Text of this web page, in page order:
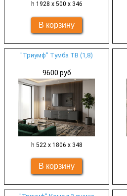
h 1928 х 500 х 346
"Триумф" Тумба ТВ (1,8)
9600 руб
h 522 х 1806 х 348